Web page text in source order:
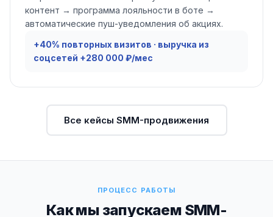
контент → программа лояльности в боте →
автоматические пуш-уведомления об акциях.
+40% повторных визитов · выручка из
соцсетей +280 000 ₽/мес
Все кейсы SMM-продвижения
ПРОЦЕСС РАБОТЫ
Как мы запускаем SMM-